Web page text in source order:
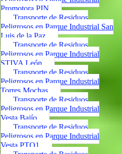
Promotora PIN
Transporte de Residuos
Peligrosos en Parque Industrial San
Luis de la Paz
Transporte de Residuos
Peligrosos en Parque Industrial
STIVA León
Transporte de Residuos
Peligrosos en Parque Industrial
Torres Mochas
Transporte de Residuos
Peligrosos en Parque Industrial
Vesta Bajío
Transporte de Residuos
Peligrosos en Parque Industrial
Vesta PTO1